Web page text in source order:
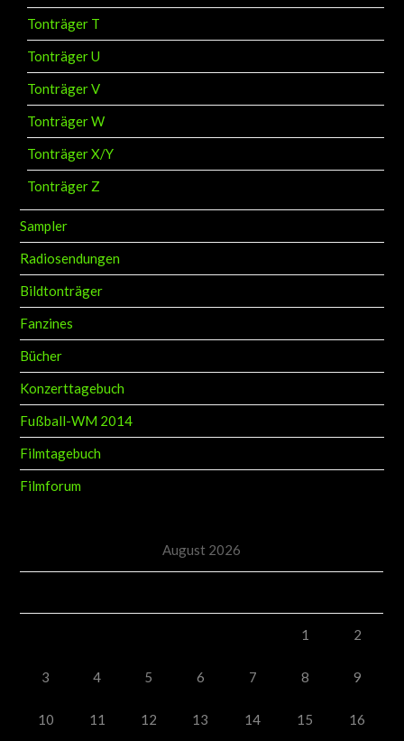
Tonträger T
Tonträger U
Tonträger V
Tonträger W
Tonträger X/Y
Tonträger Z
Sampler
Radiosendungen
Bildtonträger
Fanzines
Bücher
Konzerttagebuch
Fußball-WM 2014
Filmtagebuch
Filmforum
August 2026
1 2
3 4 5 6 7 8 9
10 11 12 13 14 15 16